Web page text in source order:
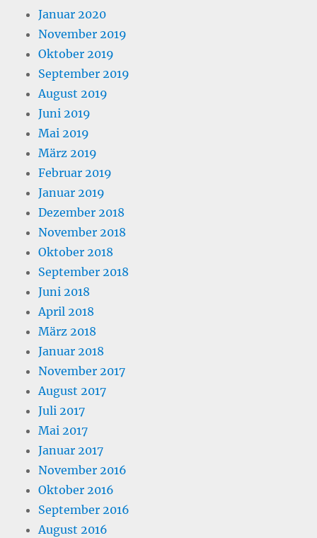
Januar 2020
November 2019
Oktober 2019
September 2019
August 2019
Juni 2019
Mai 2019
März 2019
Februar 2019
Januar 2019
Dezember 2018
November 2018
Oktober 2018
September 2018
Juni 2018
April 2018
März 2018
Januar 2018
November 2017
August 2017
Juli 2017
Mai 2017
Januar 2017
November 2016
Oktober 2016
September 2016
August 2016